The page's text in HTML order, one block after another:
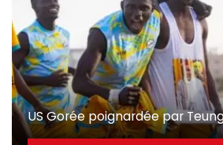
US Gorée poignardée par